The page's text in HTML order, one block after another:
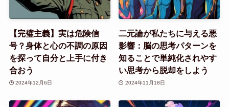
【完璧主義】実は危険信
号？身体と心の不調の原因
を探って自分と上手に付き
合おう
2024年12月6日
二元論が私たちに与える悪
影響：脳の思考パターンを
知ることで単純化されやす
い思考から脱却をしよう
2024年11月18日